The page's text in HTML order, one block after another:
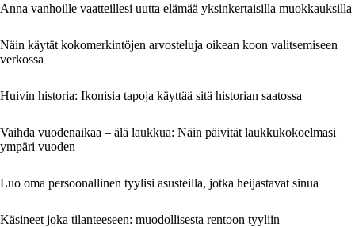
Anna vanhoille vaatteillesi uutta elämää yksinkertaisilla muokkauksilla
Näin käytät kokomerkintöjen arvosteluja oikean koon valitsemiseen
verkossa
Huivin historia: Ikonisia tapoja käyttää sitä historian saatossa
Vaihda vuodenaikaa – älä laukkua: Näin päivität laukkukokoelmasi
ympäri vuoden
Luo oma persoonallinen tyylisi asusteilla, jotka heijastavat sinua
Käsineet joka tilanteeseen: muodollisesta rentoon tyyliin